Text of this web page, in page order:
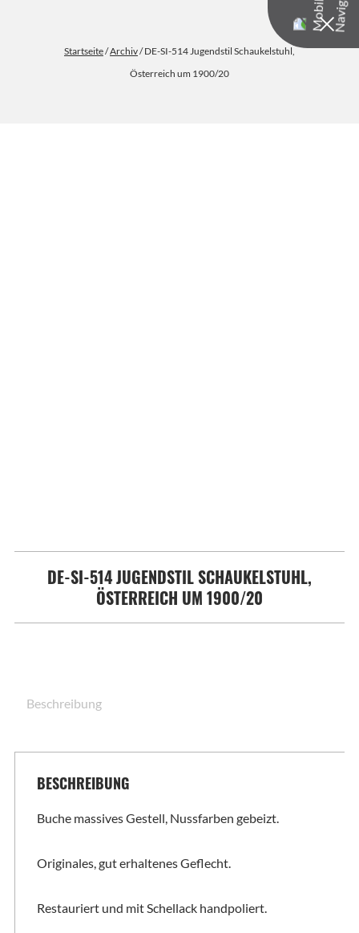
Startseite/Archiv/ DE-SI-514 Jugendstil Schaukelstuhl,
Österreich um 1900/20
DE-SI-514 JUGENDSTIL SCHAUKELSTUHL,
ÖSTERREICH UM 1900/20
Beschreibung
BESCHREIBUNG
Buche massives Gestell, Nussfarben gebeizt.
Originales, gut erhaltenes Geflecht.
Restauriert und mit Schellack handpoliert.